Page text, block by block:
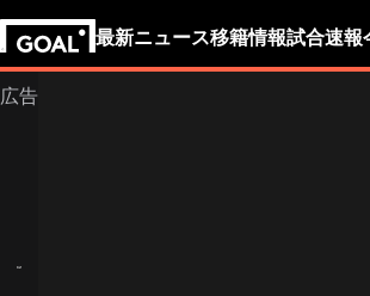
最新ニュース移籍情報試合速報